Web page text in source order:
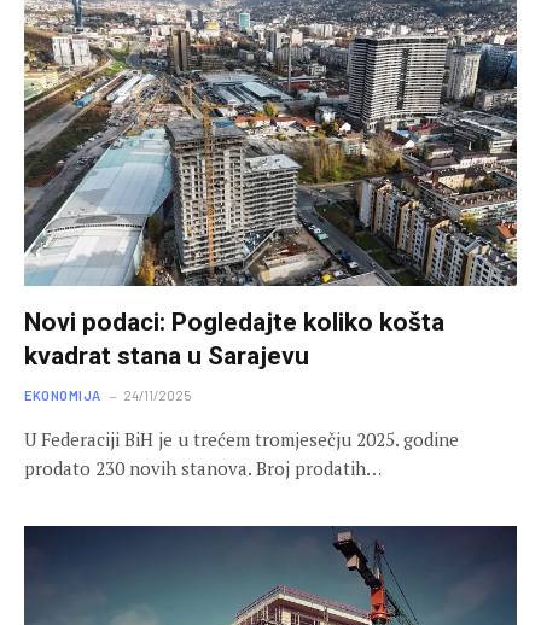
Novi podaci: Pogledajte koliko košta
kvadrat stana u Sarajevu
EKONOMIJA 24/11/2025
U Federaciji BiH je u trećem tromjesečju 2025. godine
prodato 230 novih stanova. Broj prodatih…